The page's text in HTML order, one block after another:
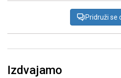
Pridruži se
Izdvajamo